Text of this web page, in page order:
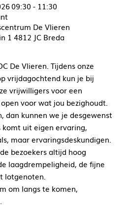
09:30 - 11:30
De Vlieren
1 4812 JC Breda
De Vlieren. Tijdens onze
vrijdagochtend kun je bij
vrijwilligers voor een
voor wat jou bezighoudt.
dan kunnen we je desgewenst
komt uit eigen ervaring,
maar ervaringsdeskundigen.
bezoekers altijd hoog
laagdrempeligheid, de fijne
lotgenoten.
om langs te komen,